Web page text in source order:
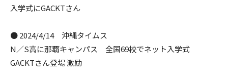
入学式にGACKTさん
● 2024/4/14 沖縄タイムス
N／S高に那覇キャンパス 全国69校でネット入学式
GACKTさん登場 激励